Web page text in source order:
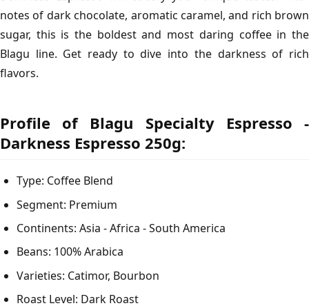
notes of dark chocolate, aromatic caramel, and rich brown
sugar, this is the boldest and most daring coffee in the
Blagu line. Get ready to dive into the darkness of rich
flavors.
Profile of Blagu Specialty Espresso -
Darkness Espresso 250g:
Type: Coffee Blend
Segment: Premium
Continents: Asia - Africa - South America
Beans: 100% Arabica
Varieties: Catimor, Bourbon
Roast Level: Dark Roast